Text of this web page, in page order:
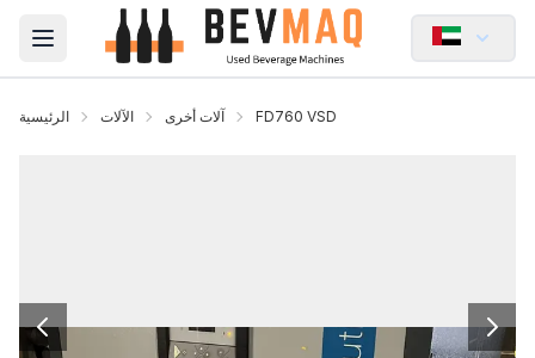
Open main menu
الرئيسية الآلات آلات أخرى FD760 VSD